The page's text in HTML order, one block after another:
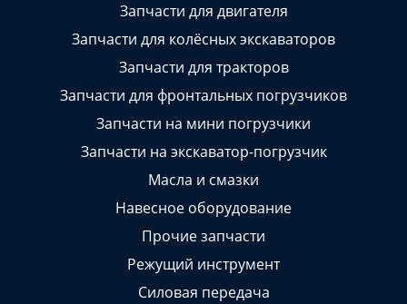
Запчасти для двигателя
Запчасти для колёсных экскаваторов
Запчасти для тракторов
Запчасти для фронтальных погрузчиков
Запчасти на мини погрузчики
Запчасти на экскаватор-погрузчик
Масла и смазки
Навесное оборудование
Прочие запчасти
Режущий инструмент
Силовая передача